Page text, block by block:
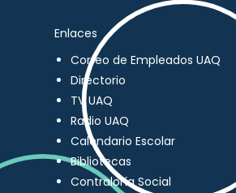
Enlaces
Correo de Empleados UAQ
Directorio
TV UAQ
Radio UAQ
Calendario Escolar
Bibliotecas
Contraloría Social